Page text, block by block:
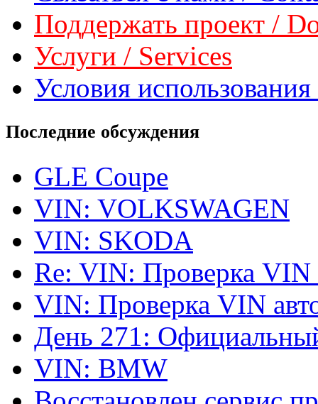
Поддержать проект /
Услуги / Services
Условия
Последние обсуждения
GLE Coupe
VIN: VOLKSWAGEN
VIN: SKODA
Re: VIN: Проверка VIN
VIN: Проверка VIN
День 271:
VIN: BMW